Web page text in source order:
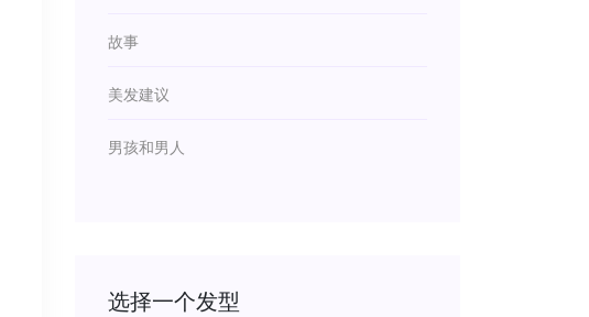
故事
美发建议
男孩和男人
选择一个发型